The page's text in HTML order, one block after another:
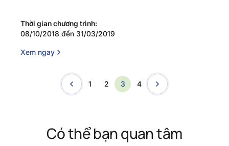
Thời gian chương trình:
08/10/2018 đến 31/03/2019
Xem ngay
1 2 3 4
Có thể bạn quan tâm